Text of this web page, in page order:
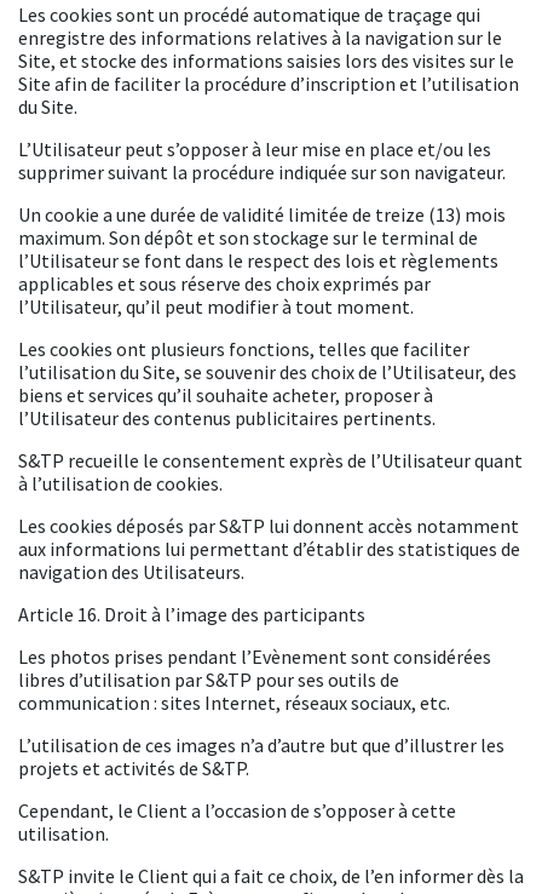
Les cookies sont un procédé automatique de traçage qui
enregistre des informations relatives à la navigation sur le
Site, et stocke des informations saisies lors des visites sur le
Site afin de faciliter la procédure d’inscription et l’utilisation
du Site.
L’Utilisateur peut s’opposer à leur mise en place et/ou les
supprimer suivant la procédure indiquée sur son navigateur.
Un cookie a une durée de validité limitée de treize (13) mois
maximum. Son dépôt et son stockage sur le terminal de
l’Utilisateur se font dans le respect des lois et règlements
applicables et sous réserve des choix exprimés par
l’Utilisateur, qu’il peut modifier à tout moment.
Les cookies ont plusieurs fonctions, telles que faciliter
l’utilisation du Site, se souvenir des choix de l’Utilisateur, des
biens et services qu’il souhaite acheter, proposer à
l’Utilisateur des contenus publicitaires pertinents.
S&TP recueille le consentement exprès de l’Utilisateur quant
à l’utilisation de cookies.
Les cookies déposés par S&TP lui donnent accès notamment
aux informations lui permettant d’établir des statistiques de
navigation des Utilisateurs.
Article 16. Droit à l’image des participants
Les photos prises pendant l’Evènement sont considérées
libres d’utilisation par S&TP pour ses outils de
communication : sites Internet, réseaux sociaux, etc.
L’utilisation de ces images n’a d’autre but que d’illustrer les
projets et activités de S&TP.
Cependant, le Client a l’occasion de s’opposer à cette
utilisation.
S&TP invite le Client qui a fait ce choix, de l’en informer dès la